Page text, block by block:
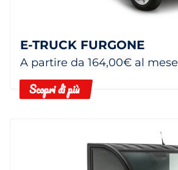
E-TRUCK FURGONE
A partire da 164,00€ al mese
Scopri di più